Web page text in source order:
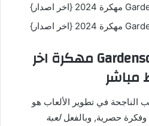
مميزات لعبة Gardenscapes مهكرة اخر
مباشر
الناجحة في تطوير الألعاب هو
وفكرة حصرية, وبالفعللعبة